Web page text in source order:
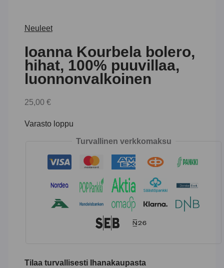
Neuleet
Ioanna Kourbela bolero,
hihat, 100% puuvillaa,
luonnonvalkoinen
25,00 €
Varasto loppu
Turvallinen verkkomaksu
Tilaa turvallisesti Ihanakaupasta